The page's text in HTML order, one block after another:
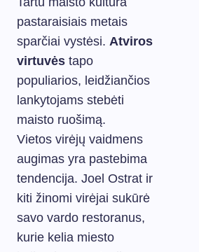
pastaraisiais metais
sparčiai vystėsi. Atviros
virtuvės tapo
populiarios, leidžiančios
lankytojams stebėti
maisto ruošimą.
Vietos virėjų vaidmens
augimas yra pastebima
tendencija. Joel Ostrat ir
kiti žinomi virėjai sukūrė
savo vardo restoranus,
kurie kelia miesto